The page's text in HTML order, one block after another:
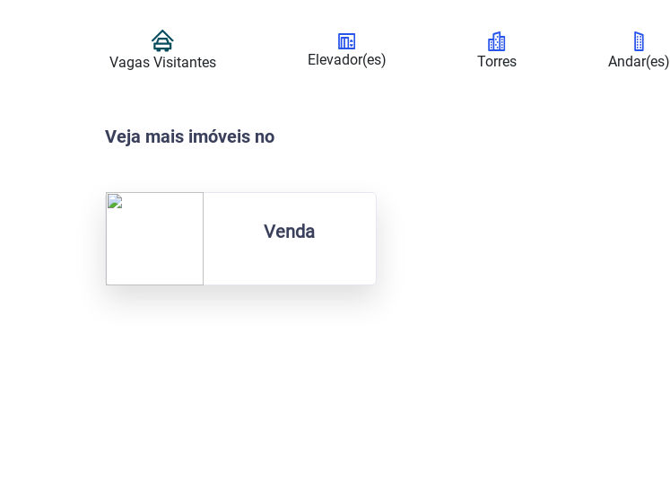
Vagas Visitantes Elevador(es) Torres Andar(es)
Veja mais imóveis no
Venda